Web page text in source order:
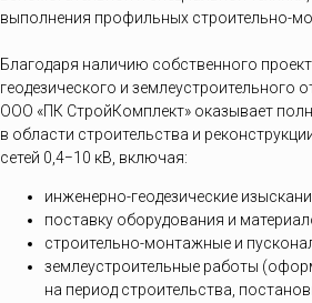
выполнения профильных строительно-
Благодаря наличию собственного
геодезического и землеустроительного
ООО «ПК СтройКомплект» оказывает
в области строительства и
сетей 0,4−10 кВ, включая:
инженерно-геодезические
поставку оборудования и
строительно-монтажные и
землеустроительные работы
на период строительства,